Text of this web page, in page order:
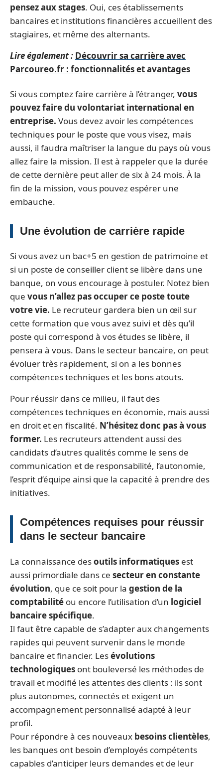
pensez aux stages. Oui, ces établissements
bancaires et institutions financières accueillent des
stagiaires, et même des alternants.
Lire également : Découvrir sa carrière avec
Parcoureo.fr : fonctionnalités et avantages
Si vous comptez faire carrière à l’étranger, vous
pouvez faire du volontariat international en
entreprise. Vous devez avoir les compétences
techniques pour le poste que vous visez, mais
aussi, il faudra maîtriser la langue du pays où vous
allez faire la mission. Il est à rappeler que la durée
de cette dernière peut aller de six à 24 mois. À la
fin de la mission, vous pouvez espérer une
embauche.
Une évolution de carrière rapide
Si vous avez un bac+5 en gestion de patrimoine et
si un poste de conseiller client se libère dans une
banque, on vous encourage à postuler. Notez bien
que vous n’allez pas occuper ce poste toute
votre vie. Le recruteur gardera bien un œil sur
cette formation que vous avez suivi et dès qu’il
poste qui correspond à vos études se libère, il
pensera à vous. Dans le secteur bancaire, on peut
évoluer très rapidement, si on a les bonnes
compétences techniques et les bons atouts.
Pour réussir dans ce milieu, il faut des
compétences techniques en économie, mais aussi
en droit et en fiscalité. N’hésitez donc pas à vous
former. Les recruteurs attendent aussi des
candidats d’autres qualités comme le sens de
communication et de responsabilité, l’autonomie,
l’esprit d’équipe ainsi que la capacité à prendre des
initiatives.
Compétences requises pour réussir
dans le secteur bancaire
La connaissance desoutils informatiques est
aussi primordiale dans ce secteur en constante
évolution, que ce soit pour la gestion de la
comptabilité ou encore l’utilisation d’un logiciel
bancaire spécifique.
Il faut être capable de s’adapter aux changements
rapides qui peuvent survenir dans le monde
bancaire et financier. Lesévolutions
technologiques ont bouleversé les méthodes de
travail et modifié les attentes des clients : ils sont
plus autonomes, connectés et exigent un
accompagnement personnalisé adapté à leur
profil.
Pour répondre à ces nouveaux besoins clientèles,
les banques ont besoin d’employés compétents
capables d’anticiper leurs demandes et de leur